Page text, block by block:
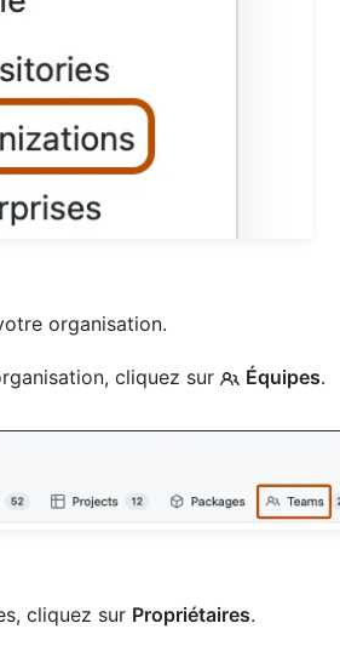
organisation.
cliquez sur Équipes.
cliquez sur Propriétaires.